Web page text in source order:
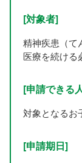
[対象者]
精神疾患（て
医療を続ける
[申請できる
対象となるお
[申請期日]